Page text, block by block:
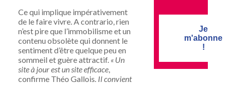
Ce qui implique impérativement
de le faire vivre. A contrario, rien
n’est pire que l’immobilisme et un
contenu obsolète qui donnent le
sentiment d’être quelque peu en
sommeil et guère attractif. « Un
site à jour est un site efficace,
confirme Théo Gallois. Il convient
Je
m'abonne
!